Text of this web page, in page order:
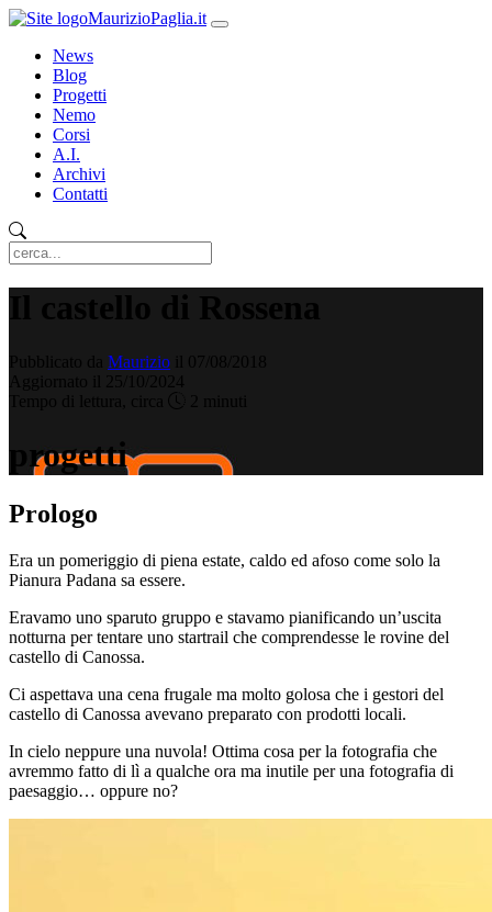
MaurizioPaglia.it
News
Blog
Progetti
Nemo
Corsi
A.I.
Archivi
Contatti
Maurizio
progetti
Prologo
Era un pomeriggio di piena estate, caldo ed afoso come solo la
Pianura Padana sa essere.
Eravamo uno sparuto gruppo e stavamo pianificando un’uscita
notturna per tentare uno startrail che comprendesse le rovine del
castello di Canossa.
Ci aspettava una cena frugale ma molto golosa che i gestori del
castello di Canossa avevano preparato con prodotti locali.
In cielo neppure una nuvola! Ottima cosa per la fotografia che
avremmo fatto di lì a qualche ora ma inutile per una fotografia di
paesaggio… oppure no?